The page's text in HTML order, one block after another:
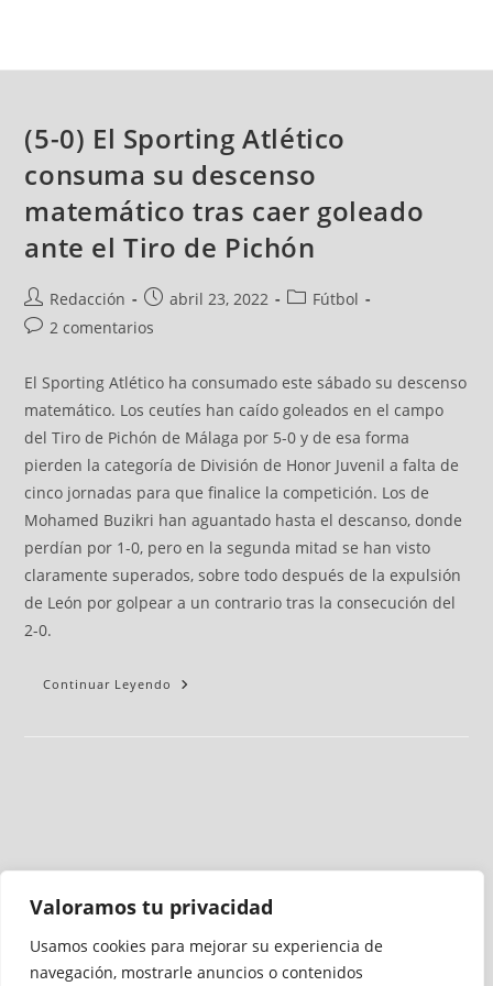
Valoramos tu privacidad
Usamos cookies para mejorar su experiencia de
navegación, mostrarle anuncios o contenidos
(5-0) El Sporting Atlético
consuma su descenso
matemático tras caer goleado
ante el Tiro de Pichón
Redacción abril 23, 2022
Fútbol
2 comentarios
El Sporting Atlético ha consumado este sábado su descenso
matemático. Los ceutíes han caído goleados en el campo
del Tiro de Pichón de Málaga por 5-0 y de esa forma
pierden la categoría de División de Honor Juvenil a falta de
cinco jornadas para que finalice la competición. Los de
Mohamed Buzikri han aguantado hasta el descanso, donde
perdían por 1-0, pero en la segunda mitad se han visto
claramente superados, sobre todo después de la expulsión
de León por golpear a un contrario tras la consecución del
2-0.
Continuar Leyendo
Medio auditado por